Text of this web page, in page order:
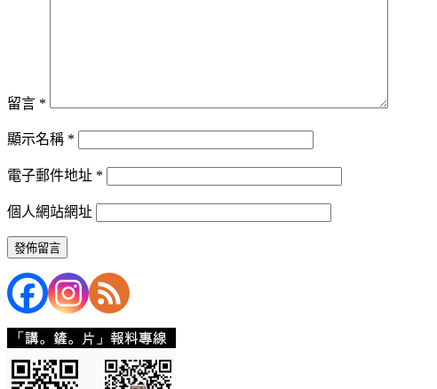
留言 *
顯示名稱 *
電子郵件地址 *
個人網站網址